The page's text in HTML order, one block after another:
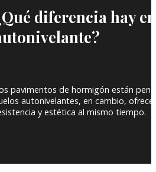
diferencia hay
pavimentos de hormigón están
autonivelantes, en cambio,
y estética al mismo tiempo.